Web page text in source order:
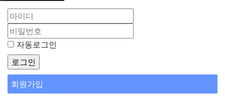
자동로그인
회원가입